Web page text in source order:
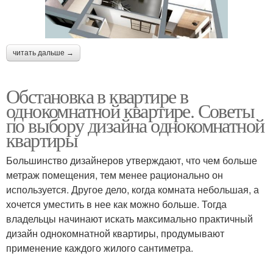
читать дальше →
Обстановка в квартире в
однокомнатной квартире. Советы
по выбору дизайна однокомнатной
квартиры
Большинство дизайнеров утверждают, что чем больше
метраж помещения, тем менее рационально он
используется. Другое дело, когда комната небольшая, а
хочется уместить в нее как можно больше. Тогда
владельцы начинают искать максимально практичный
дизайн однокомнатной квартиры, продумывают
применение каждого жилого сантиметра.